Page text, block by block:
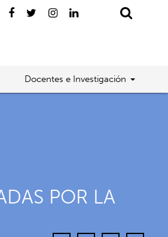
Docentes e Investigación
POR LA